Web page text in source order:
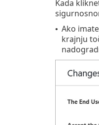
Kada
• Ako
krajnju